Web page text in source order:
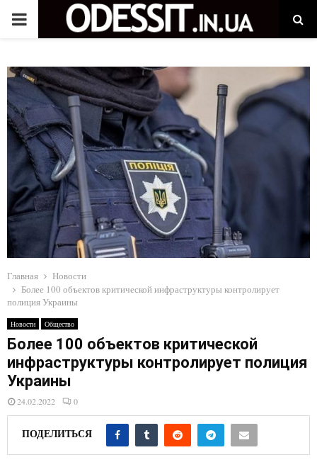
P
I
M
A
R
Y
M
E
N
U
Главная
Новости
Более 100 объектов критической инфраструктуры контролирует
полиция Украины
Новости Общество
Более 100 объектов критической
инфраструктуры контролирует полиция
Украины
24.02.2022 0
ПОДЕЛИТЬСЯ